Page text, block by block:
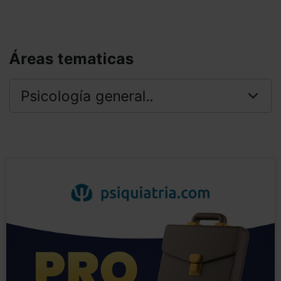
Áreas tematicas